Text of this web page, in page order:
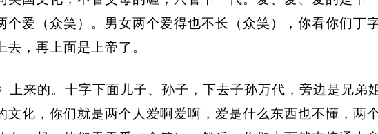
爱（众笑）。男女两个爱得也不长（众笑），你看你们丁
，再上面是上帝了。
上来的。十字下面儿子、孙子，下去子孙万代，旁边是兄弟
化，你们就是两个人爱啊爱啊，爱是什么东西也不懂，两